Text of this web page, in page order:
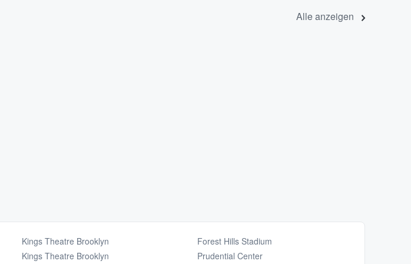
Alle anzeigen
Kings Theatre Brooklyn
Kings Theatre Brooklyn
Forest Hills Stadium
Prudential Center